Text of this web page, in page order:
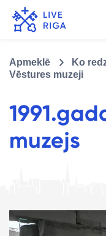
Apmeklē Ko
Vēstures muzeji
muzejs